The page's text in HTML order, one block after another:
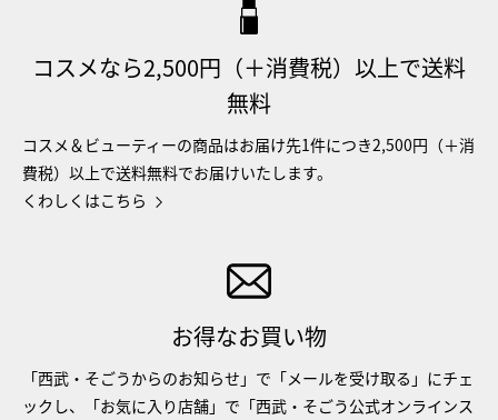
コスメなら2,500円（＋消費税）以上で送料
無料
コスメ＆ビューティーの商品はお届け先1件につき2,500円（＋消
費税）以上で送料無料でお届けいたします。
くわしくはこちら
お得なお買い物
「西武・そごうからのお知らせ」で「メールを受け取る」にチェ
ックし、「お気に入り店舗」で「西武・そごう公式オンラインス